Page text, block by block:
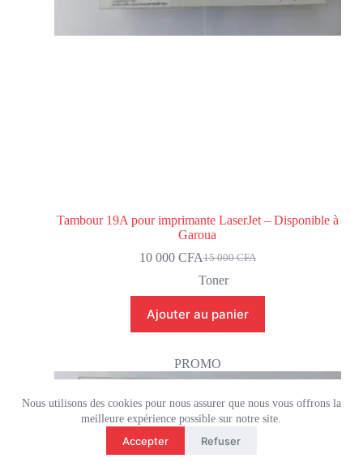
Nous utilisons des cookies pour nous assurer que nous vous offrons la
meilleure expérience possible sur notre site.
Accepter Refuser
Tambour 19A pour imprimante LaserJet – Disponible à
Garoua
15 000CFA
10 000 CFA
Toner
Ajouter au panier
PROMO